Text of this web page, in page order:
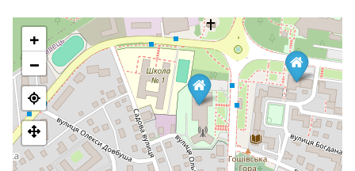
встановлено письмовий стіл.
У готелі працює фітнес-центр. Серед інших зручностей
послуга доставки продуктів, конференц-зали та ігрова
кімната. До послуг гостей різноманітні розваги, у тому
числі spa та сауна. Залізничний вокзал Трускавця
розташований за 1 км від готелю. Відстань до
міжнародного аеропорту Львова становить 80 км. Це
улюблений район наших гостей у напрямку Трускавець,
відповідно до незалежних відгуків.
+
−